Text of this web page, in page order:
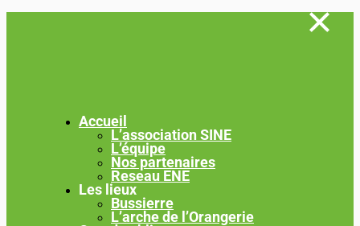
Accueil
L’association SINE
L’équipe
Nos partenaires
Reseau ENE
Les lieux
Bussierre
L’arche de l’Orangerie